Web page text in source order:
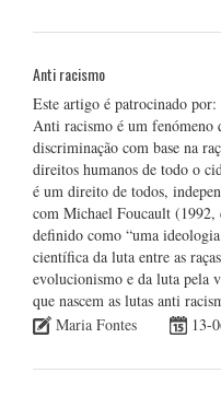
Anti racismo
Este artigo é patrocinado
Anti racismo é um fenómeno
discriminação com base na
direitos humanos de todo o
é um direito de todos,
com Michael Foucault
definido como “uma
científica da luta entre as
evolucionismo e da luta pela
que nascem as lutas anti
Maria Fontes
13-